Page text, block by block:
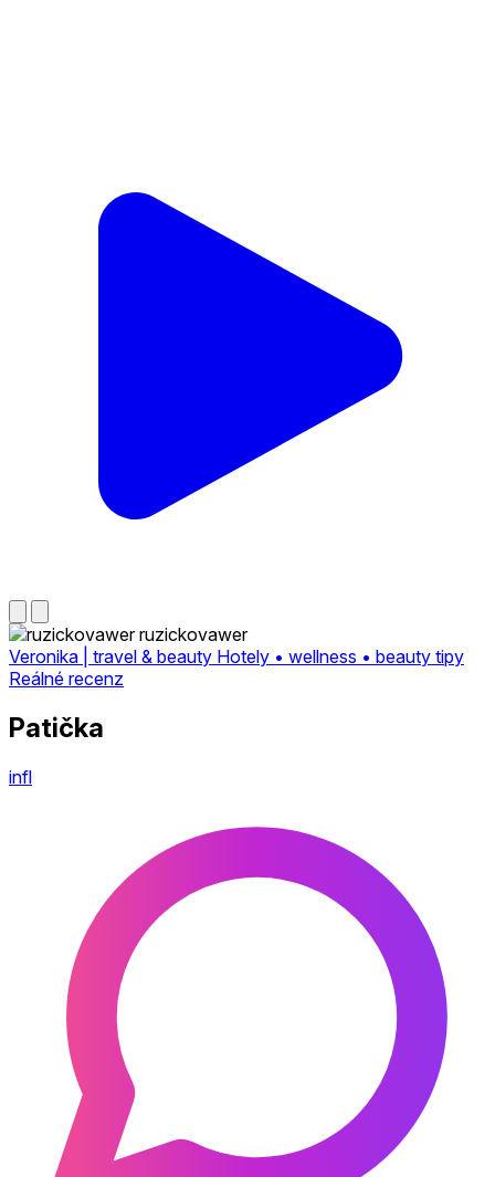
ruzickovawer
Veronika | travel & beauty Hotely • wellness • beauty tipy
Reálné recenz
Patička
infl